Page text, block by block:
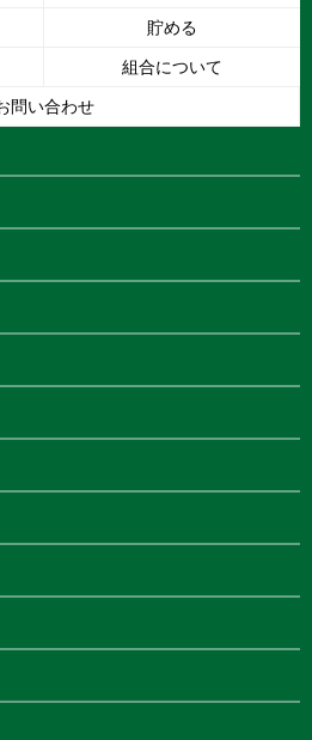
貯める
組合について
問い合わせ